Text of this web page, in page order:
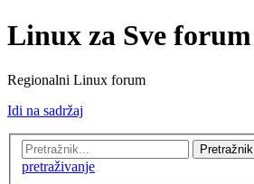
Linux za Sve forum
Regionalni Linux forum
Idi na sadržaj
Pretražnik
pretraživanje